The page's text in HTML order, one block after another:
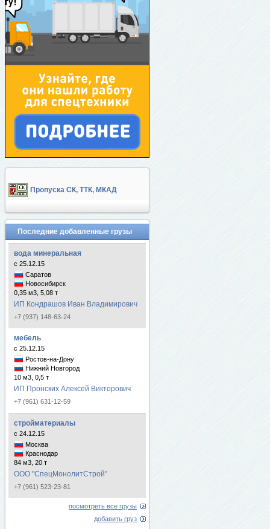
Пропуска СК, ТТК, МКАД
Последние добавленные грузы
вода минеральная
с 25.12.15
Саратов
Новосибирск
0,35 м3, 5,08 т
ИП Кондрашов Иван Владимирович
+7 (937) 148-63-24
мебель
с 25.12.15
Ростов-на-Дону
Нижний Новгород
10 м3, 0,5 т
ИП Пронских Алексей Викторович
+7 (961) 631-12-59
стройматериалы
с 24.12.15
Москва
Краснодар
84 м3, 20 т
ООО "СпецМонолитСтрой"
+7 (961) 523-23-81
посмотреть все грузы
добавить груз